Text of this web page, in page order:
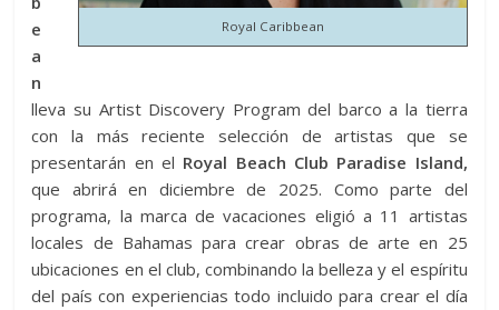
Royal Caribbean
e
a
n
lleva su Artist Discovery Program del barco a la tierra
con la más reciente selección de artistas que se
presentarán en el Royal Beach Club Paradise Island,
que abrirá en diciembre de 2025. Como parte del
programa, la marca de vacaciones eligió a 11 artistas
locales de Bahamas para crear obras de arte en 25
ubicaciones en el club, combinando la belleza y el espíritu
del país con experiencias todo incluido para crear el día